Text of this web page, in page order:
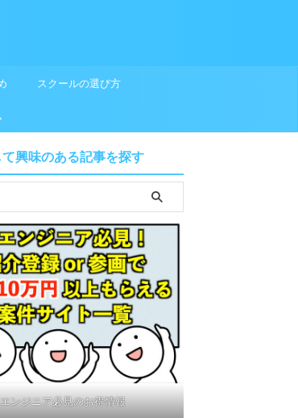
スクールの選び方
興味のある記事を探す
エンジニア必見のお得情報